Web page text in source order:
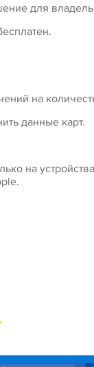
для
на
данные карт.
на